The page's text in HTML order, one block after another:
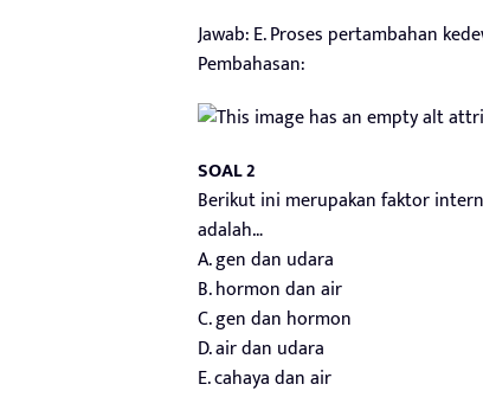
Jawab: E. Proses pertambahan
Pembahasan:
SOAL 2
Berikut ini merupakan faktor
adalah…
A. gen dan udara
B. hormon dan air
C. gen dan hormon
D. air dan udara
E. cahaya dan air